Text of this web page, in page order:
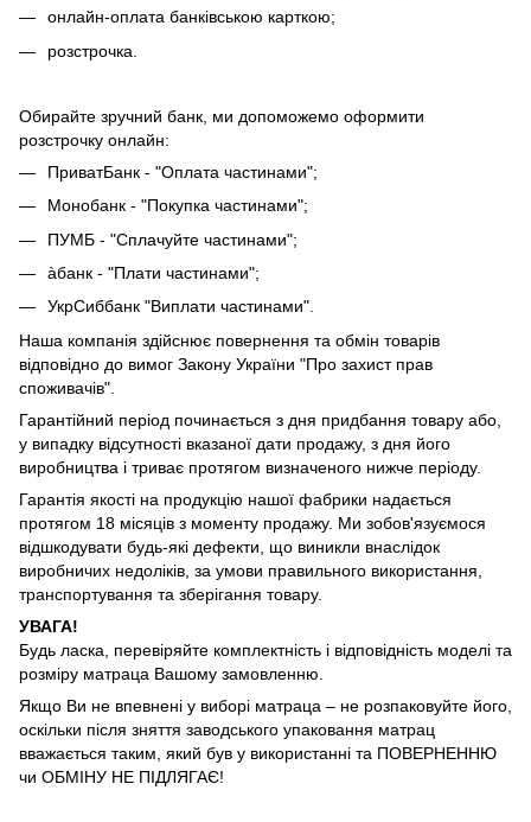
онлайн-оплата банківською карткою;
розстрочка.
Обирайте зручний банк, ми допоможемо оформити
розстрочку онлайн:
ПриватБанк - "Оплата частинами";
Монобанк - "Покупка частинами";
ПУМБ - "Сплачуйте частинами";
àбанк - "Плати частинами";
УкрСиббанк "Виплати частинами".
Наша компанія здійснює повернення та обмін товарів
відповідно до вимог Закону України "Про захист прав
споживачів".
Гарантійний період починається з дня придбання товару або,
у випадку відсутності вказаної дати продажу, з дня його
виробництва і триває протягом визначеного нижче періоду.
Гарантія якості на продукцію нашої фабрики надається
протягом 18 місяців з моменту продажу. Ми зобов'язуємося
відшкодувати будь-які дефекти, що виникли внаслідок
виробничих недоліків, за умови правильного використання,
транспортування та зберігання товару.
УВАГА!
Будь ласка, перевіряйте комплектність і відповідність моделі та
розміру матраца Вашому замовленню.
Якщо Ви не впевнені у виборі матраца – не розпаковуйте його,
оскільки після зняття заводського упаковання матрац
вважається таким, який був у використанні та ПОВЕРНЕННЮ
чи ОБМІНУ НЕ ПІДЛЯГАЄ!